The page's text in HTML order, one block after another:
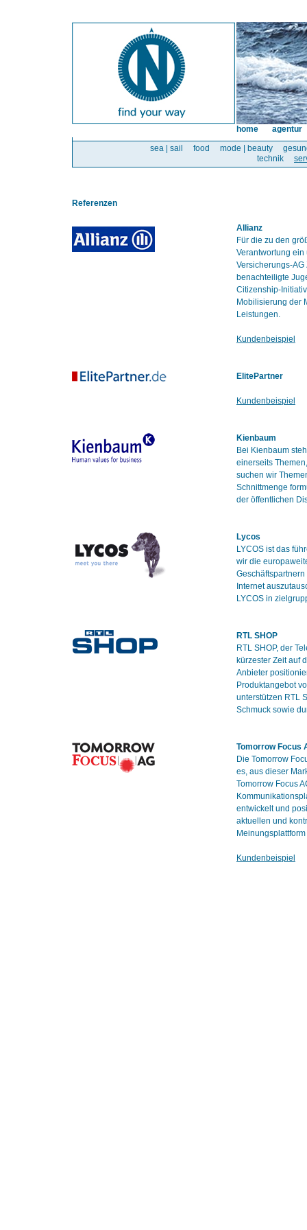
sea | sail food mode | beauty
technik
home agentur
Referenzen
Allianz
Für die zu den
Verantwortung
Versicherungs-
benachteiligte
Citizenship-
Mobilisierung der
Leistungen.
Kundenbeispiel
ElitePartner
Kundenbeispiel
Kienbaum
Bei Kienbaum
einerseits
suchen wir
Schnittmenge
der öffentlichen
Lycos
LYCOS ist das
wir die
Internet
LYCOS in
RTL SHOP
RTL SHOP, der
kürzester Zeit auf
Anbieter
Produktangebot
unterstützen RTL
Schmuck sowie
Tomorrow Focus
Die Tomorrow
es, aus dieser
Tomorrow Focus
entwickelt und
aktuellen und
Kundenbeispiel